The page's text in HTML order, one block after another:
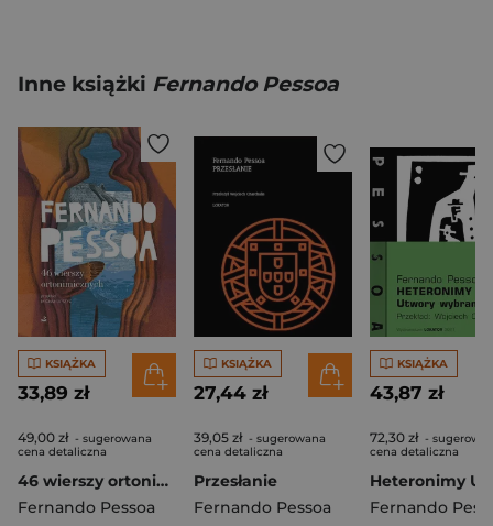
Inne książki Fernando Pessoa
KSIĄŻKA
33,89 zł
49,00 zł - sugerowana
cena detaliczna
46 wierszy ortonimicznych
Fernando Pessoa
KSIĄŻKA
27,44 zł
39,05 zł - sugerowana
cena detaliczna
Przesłanie
Fernando Pessoa
KSIĄŻKA
43,87 zł
72,30 zł -
cena detaliczna
Fernando